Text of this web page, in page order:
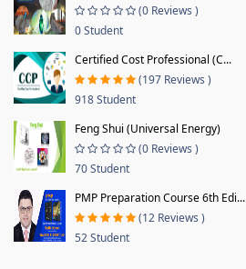
(0 Reviews )
0 Student
Certified Cost Professional (C...
(197 Reviews )
918 Student
Feng Shui (Universal Energy)
(0 Reviews )
70 Student
PMP Preparation Course 6th Edi...
(12 Reviews )
52 Student